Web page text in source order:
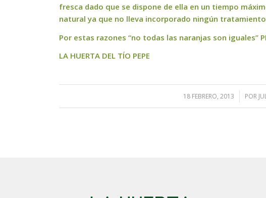
fresca dado que se dispone de ella en un tiempo
natural ya que no lleva incorporado ningún
Por estas razones “no todas las naranjas son iguales”
LA HUERTA DEL TÍO PEPE
18 FEBRERO, 2013
/ POR